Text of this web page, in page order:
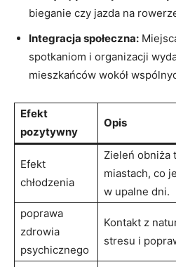
bieganie czy jazda na
Integracja społeczna:
spotkaniom i organizacji
mieszkańców wokół
Efekt
pozytywny
Opis
Efekt
chłodzenia
Zieleń obniża
miastach, co
w upalne dni.
poprawa
zdrowia
psychicznego
Kontakt z
stresu i